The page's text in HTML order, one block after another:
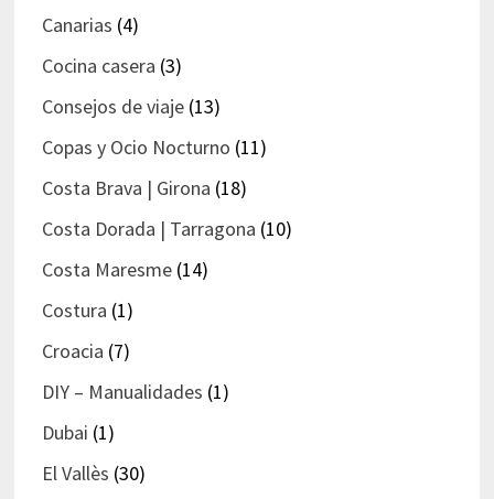
Canarias (4)
Cocina casera (3)
Consejos de viaje(13)
Copas y Ocio Nocturno (11)
Costa Brava | Girona (18)
Costa Dorada | Tarragona (10)
Costa Maresme(14)
Costura (1)
Croacia (7)
DIY – Manualidades (1)
Dubai (1)
El Vallès (30)